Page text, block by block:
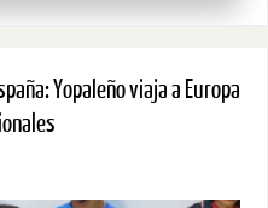
Yopaleño viaja a Europa